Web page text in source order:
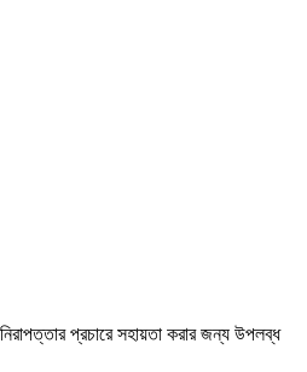
প্রচারে সহায়তা করার জন্য উপলব্ধ